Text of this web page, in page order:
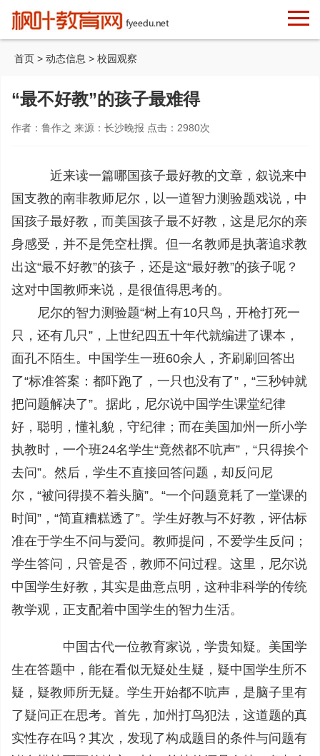
首页 > 动态信息 > 校园观察
“最不好教”的孩子最难得
作者：鲁作之 来源：长沙晚报 点击： 2980次
近来读一篇哪国孩子最好教的文章，叙说来中
国支教的南非教师尼尔，以一道智力测验题戏说，中
国孩子最好教，而美国孩子最不好教，这是尼尔的亲
身感受，并不是凭空杜撰。但一名教师是执著追求教
出这“最不好教”的孩子，还是这“最好教”的孩子呢？
这对中国教师来说，是很值得思考的。
尼尔的智力测验题“树上有10只鸟，开枪打死一
只，还有几只”，上世纪四五十年代就编进了课本，
面孔不陌生。中国学生一班60余人，齐刷刷回答出
了“标准答案：都吓跑了，一只也没有了”，“三秒钟就
把问题解决了”。据此，尼尔说中国学生课堂纪律
好，聪明，懂礼貌，守纪律；而在美国加州一所小学
执教时，一个班24名学生“竟然都不吭声”，“只得挨个
去问”。然后，学生不直接回答问题，却反问尼
尔，“被问得摸不着头脑”。“一个问题竟耗了一堂课的
时间”，“简直糟糕透了”。学生好教与不好教，评估标
准在于学生不问与爱问。教师提问，不爱学生反问；
学生答问，只管是否，教师不问过程。这里，尼尔说
中国学生好教，其实是曲意点明，这种非科学的传统
教学观，正支配着中国学生的智力生活。
中国古代一位教育家说，学贵知疑。美国学
生在答题中，能在看似无疑处生疑，疑中国学生所不
疑，疑教师所无疑。学生开始都不吭声，是脑子里有
了疑问正在思考。首先，加州打鸟犯法，这道题的真
实性存在吗？其次，发现了构成题目的条件与问题有